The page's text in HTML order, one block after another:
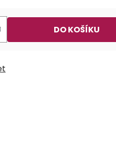
DO KOŠÍKU